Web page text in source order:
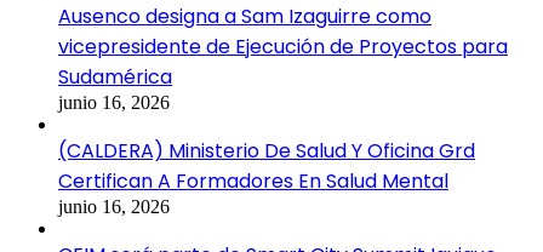
Ausenco designa a Sam Izaguirre como
vicepresidente de Ejecución de Proyectos para
Sudamérica
junio 16, 2026
(CALDERA) Ministerio De Salud Y Oficina Grd
Certifican A Formadores En Salud Mental
junio 16, 2026